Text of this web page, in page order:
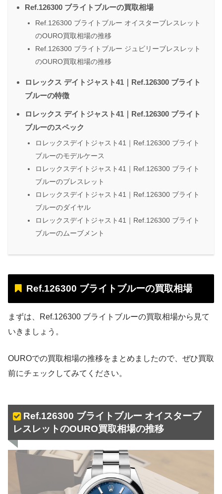
Ref.126300 ブライトブルーの買取相場
Ref.126300 ブライトブルー オイスターブレスレット
のOURO買取相場の推移
Ref.126300 ブライトブルー ジュビリーブレスレット
のOURO買取相場の推移
ロレックス デイトジャスト41｜Ref.126300 ブライト
ブルーの特徴
ロレックス デイトジャスト41｜Ref.126300 ブライト
ブルーのスペック
ロレックスデイトジャスト41｜Ref.126300 ブライト
ブルーのモデルケース
ロレックスデイトジャスト41｜Ref.126300 ブライト
ブルーのブレスレット
ロレックスデイトジャスト41｜Ref.126300 ブライト
ブルーのダイヤル
ロレックスデイトジャスト41｜Ref.126300 ブライト
ブルーのムーブメント
Ref.126300 ブライトブルーの買取相場
まずは、Ref.126300 ブライトブルーの買取相場から見て
いきましょう。
OUROでの買取相場の推移をまとめましたので、ぜひ買取
前にチェックしてみてください。
Ref.126300 ブライトブルー オイスターブ
レスレットのOURO買取相場の推移